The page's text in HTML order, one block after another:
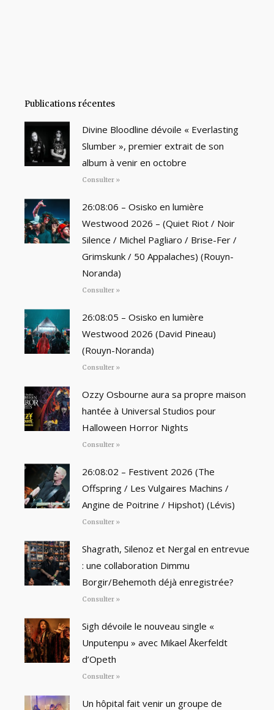
Publications récentes
Divine Bloodline dévoile « Everlasting
Slumber », premier extrait de son
album à venir en octobre
Consulter »
26:08:06 – Osisko en lumière
Westwood 2026 – (Quiet Riot / Noir
Silence / Michel Pagliaro / Brise-Fer /
Grimskunk / 50 Appalaches) (Rouyn-
Noranda)
Consulter »
26:08:05 – Osisko en lumière
Westwood 2026 (David Pineau)
(Rouyn-Noranda)
Consulter »
Ozzy Osbourne aura sa propre maison
hantée à Universal Studios pour
Halloween Horror Nights
Consulter »
26:08:02 – Festivent 2026 (The
Offspring / Les Vulgaires Machins /
Angine de Poitrine / Hipshot) (Lévis)
Consulter »
Shagrath, Silenoz et Nergal en entrevue
: une collaboration Dimmu
Borgir/Behemoth déjà enregistrée?
Consulter »
Sigh dévoile le nouveau single «
Unputenpu » avec Mikael Åkerfeldt
d’Opeth
Consulter »
Un hôpital fait venir un groupe de